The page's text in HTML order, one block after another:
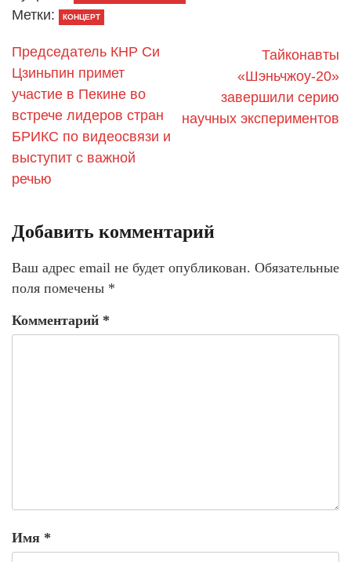
Метки: КОНЦЕРТ
Председатель КНР Си
Цзиньпин примет
участие в Пекине во
встрече лидеров стран
БРИКС по видеосвязи и
выступит с важной
речью
Тайконавты
«Шэньчжоу-20»
завершили серию
научных экспериментов
Добавить комментарий
Ваш адрес email не будет опубликован. Обязательные
поля помечены *
Комментарий *
Имя *